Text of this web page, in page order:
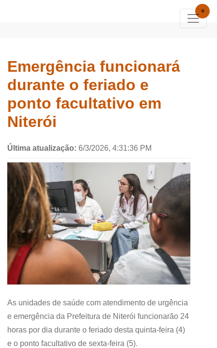
+
Emergência funcionará
durante o feriado e
ponto facultativo em
Niterói
Última atualização: 6/3/2026, 4:31:36 PM
As unidades de saúde com atendimento de urgência
e emergência da Prefeitura de Niterói funcionarão 24
horas por dia durante o feriado desta quinta-feira (4)
e o ponto facultativo de sexta-feira (5).